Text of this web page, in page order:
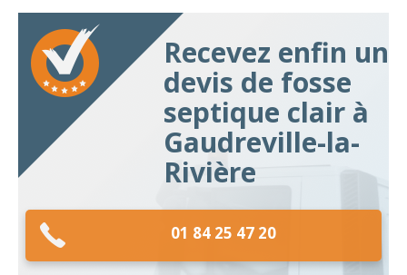
Recevez enfin un
devis de fosse
septique clair à
Gaudreville-la-
Rivière
01 84 25 47 20